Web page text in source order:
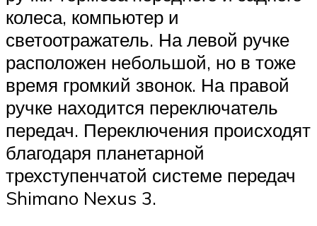
колеса, компьютер и
светоотражатель. На левой ручке
расположен небольшой, но в тоже
время громкий звонок. На правой
ручке находится переключатель
передач. Переключения происходят
благодаря планетарной
трехступенчатой системе передач
Shimano Nexus 3.